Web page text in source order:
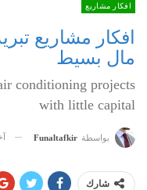
افكار مشاريع
افكار مشاريع
مال بسيط
conditioning projects
with little capital
بواسطة Funaltafkir
شارك